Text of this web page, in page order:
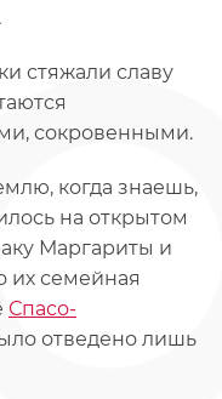
стяжали славу
сокровенными.
когда знаешь,
на открытом
Маргариты и
их семейная
Спасо-
отведено лишь